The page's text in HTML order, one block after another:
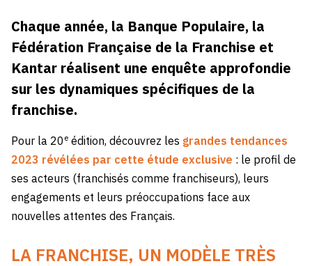
Chaque année, la Banque Populaire, la
Fédération Française de la Franchise et
Kantar réalisent une enquête approfondie
sur les dynamiques spécifiques de la
franchise.
Pour la 20 e édition, découvrez les grandes tendances
2023 révélées par cette étude exclusive : le profil de
ses acteurs (franchisés comme franchiseurs), leurs
engagements et leurs préoccupations face aux
nouvelles attentes des Français.
LA FRANCHISE, UN MODÈLE TRÈS